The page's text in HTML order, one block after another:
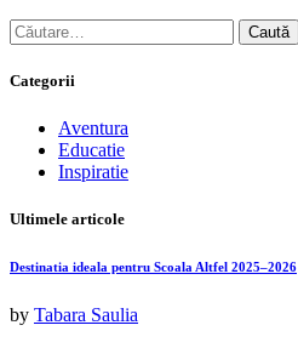
Caută
după:
Categorii
Aventura
Educatie
Inspiratie
Ultimele articole
Destinatia ideala pentru Scoala Altfel 2025–2026
by Tabara Saulia